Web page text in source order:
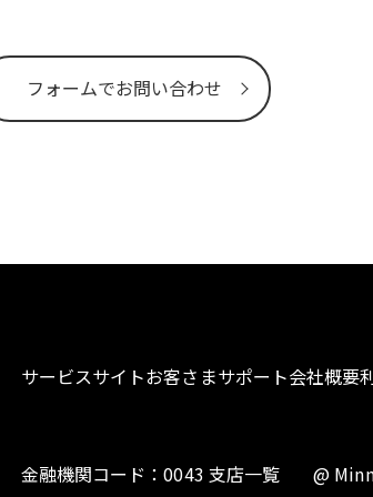
フォームでお問い合わせ
サービスサイトお客さまサポート会社概要
金融機関コード：0043 支店一覧 @